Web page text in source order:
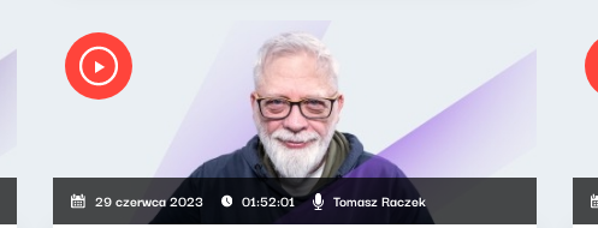
29 czerwca 2023 01:52:01 Tomasz Raczek